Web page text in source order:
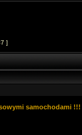
]
samochodami !!!